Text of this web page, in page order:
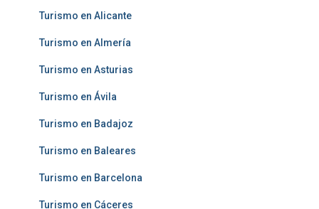
Turismo en Alicante
Turismo en Almería
Turismo en Asturias
Turismo en Ávila
Turismo en Badajoz
Turismo en Baleares
Turismo en Barcelona
Turismo en Cáceres